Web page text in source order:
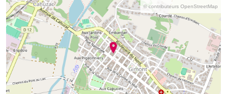
© contributeurs OpenStreetMap